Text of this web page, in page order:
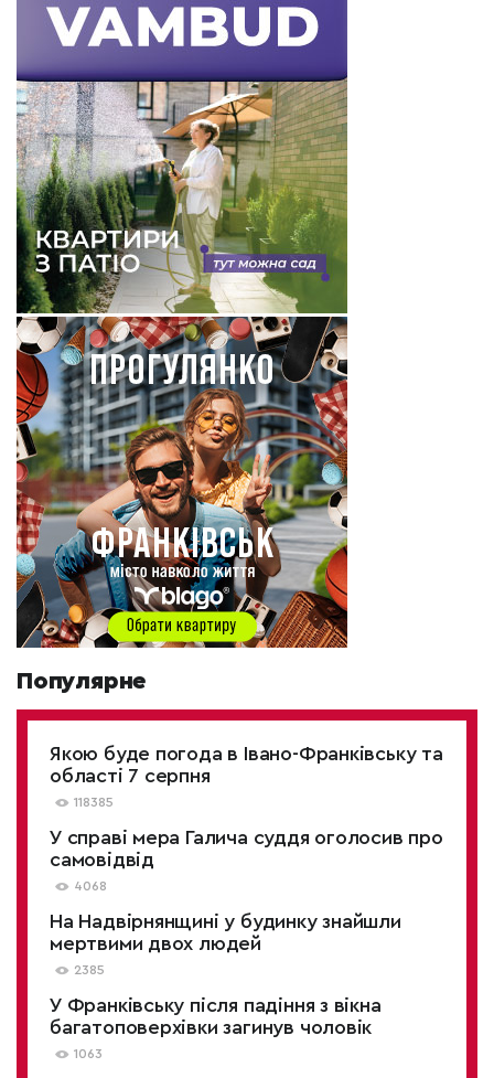
Популярне
Якою буде погода в Івано-Франківську та
області 7 серпня
118385
У справі мера Галича суддя оголосив про
самовідвід
4068
На Надвірнянщині у будинку знайшли
мертвими двох людей
2385
У Франківську після падіння з вікна
багатоповерхівки загинув чоловік
1063